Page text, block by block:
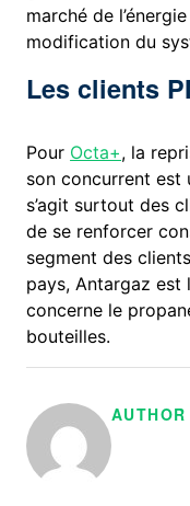
marché de
modification du
Les clients
Pour Octa+, la
son concurrent est
s’agit surtout des
de se renforcer
segment des
pays, Antargaz est
concerne le
bouteilles.
AUTHOR